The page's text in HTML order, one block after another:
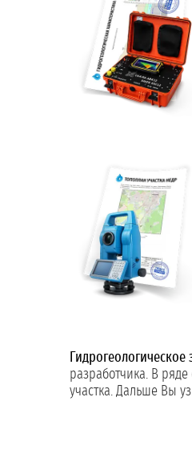
разработчика. В
участка. Дальше Вы